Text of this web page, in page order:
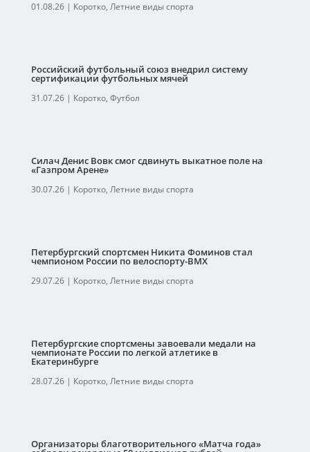
01.08.26| Коротко, Летние виды спорта
Российский футбольный союз внедрил систему
сертификации футбольных мячей
31.07.26| Коротко, Футбол
Силач Денис Вовк смог сдвинуть выкатное поле на
«Газпром Арене»
30.07.26| Коротко, Летние виды спорта
Петербургский спортсмен Никита Фоминов стал
чемпионом России по велоспорту-ВМХ
29.07.26| Коротко, Летние виды спорта
Петербургские спортсмены завоевали медали на
чемпионате России по легкой атлетике в
Екатеринбурге
28.07.26| Коротко, Летние виды спорта
Организаторы благотворительного «Матча года»